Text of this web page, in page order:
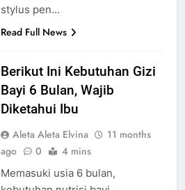
stylus pen…
Read Full News
Berikut Ini Kebutuhan Gizi
Bayi 6 Bulan, Wajib
Diketahui Ibu
Aleta Aleta Elvina
11 months
ago
0 4 mins
Memasuki usia 6 bulan,